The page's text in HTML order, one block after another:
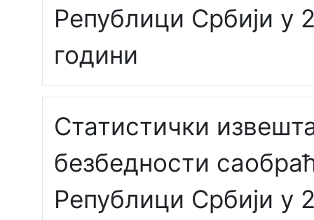
Републици Србији у
години
Статистички
безбедности
Републици Србији у